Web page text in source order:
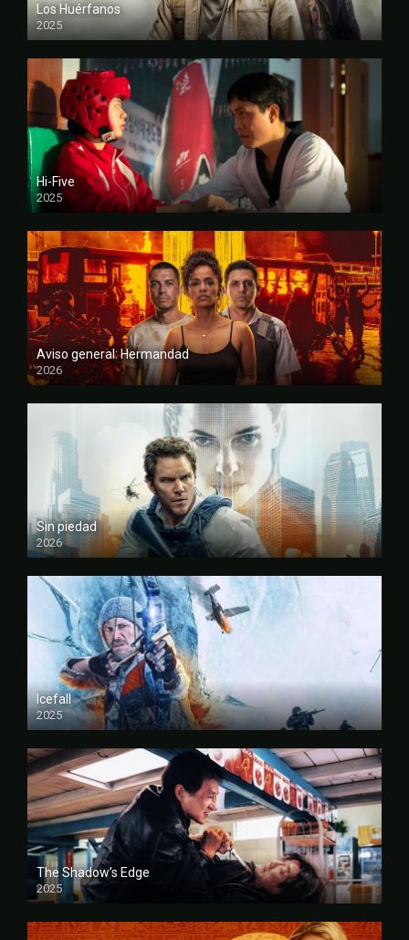
Los Huérfanos
2025
FULL HD
Hi-Five
2025
FULL HD
Aviso general: Hermandad
2026
FULL HD
Sin piedad
2026
FULL HD
Icefall
2025
FULL HD
The Shadow’s Edge
2025
FULL HD